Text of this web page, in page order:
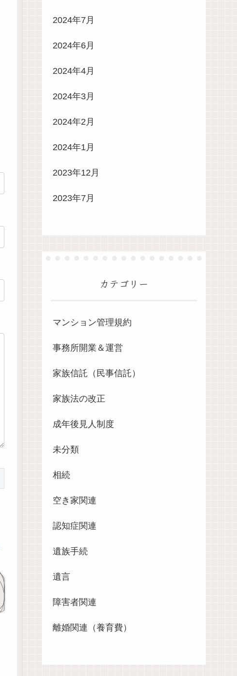
2024年7月
2024年6月
2024年4月
2024年3月
2024年2月
2024年1月
2023年12月
2023年7月
カテゴリー
マンション管理規約
事務所開業＆運営
家族信託（民事信託）
家族法の改正
成年後見人制度
未分類
相続
空き家関連
認知症関連
遺族手続
遺言
障害者関連
離婚関連（養育費）